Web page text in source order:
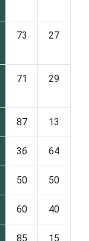
73 27
71 29
87 13
36 64
50 50
60 40
85 15